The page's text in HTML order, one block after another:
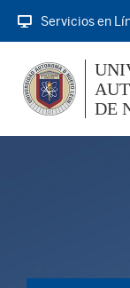
Servicios en
DE